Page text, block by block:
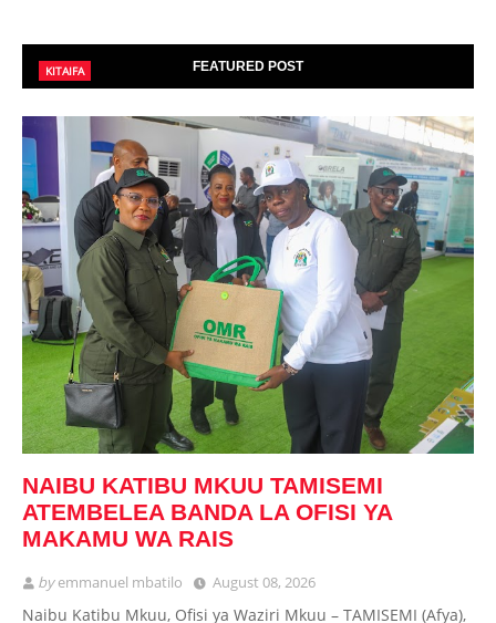
FEATURED POST
KITAIFA
NAIBU KATIBU MKUU TAMISEMI
ATEMBELEA BANDA LA OFISI YA
MAKAMU WA RAIS
byemmanuel mbatilo August 08, 2026
Naibu Katibu Mkuu, Ofisi ya Waziri Mkuu – TAMISEMI (Afya),